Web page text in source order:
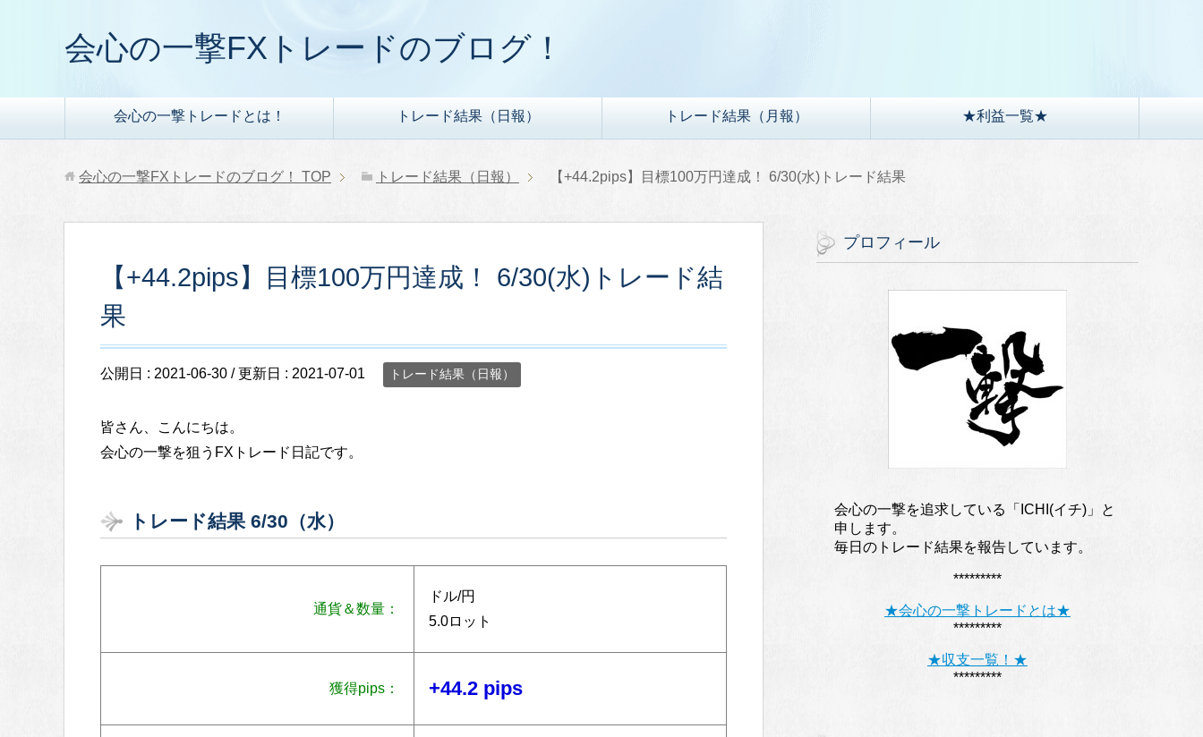
会心の一撃FXトレードのブログ！
会心の一撃トレードとは！ トレード結果（日報） トレード結果（月報） ★利益一覧★
会心の一撃FXトレードのブログ！ TOP トレード結果（日報） 【+44.2pips】目標100万円達成！ 6/30(水)トレード結果
【+44.2pips】目標100万円達成！ 6/30(水)トレード結
果
公開日 : 2021-06-30 / 更新日 : 2021-07-01 トレード結果（日報）
皆さん、こんにちは。
会心の一撃を狙うFXトレード日記です。
トレード結果 6/30（水）
通貨＆数量：
ドル/円
5.0ロット
獲得pips： +44.2 pips
プロフィール
会心の一撃を追求している「ICHI(イチ)」と
申します。
毎日のトレード結果を報告しています。
*********
★会心の一撃トレードとは★
*********
★収支一覧！★
*********